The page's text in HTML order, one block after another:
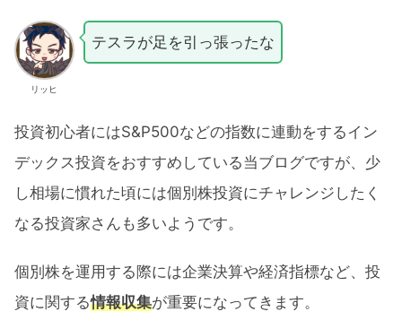
リッヒ
テスラが足を引っ張ったな
投資初心者にはS&P500などの指数に連動をするイン
デックス投資をおすすめしている当ブログですが、少
し相場に慣れた頃には個別株投資にチャレンジしたく
なる投資家さんも多いようです。
個別株を運用する際には企業決算や経済指標など、投
資に関する情報収集が重要になってきます。